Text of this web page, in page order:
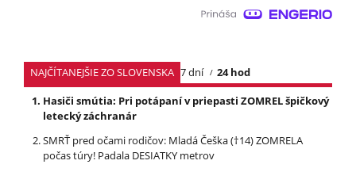
NAJČÍTANEJŠIE ZO SLOVENSKA 7 dní
24 hod
Hasiči smútia: Pri potápaní v priepasti ZOMREL špičkový
letecký záchranár
SMRŤ pred očami rodičov: Mladá Češka (†14) ZOMRELA
počas túry! Padala DESIATKY metrov